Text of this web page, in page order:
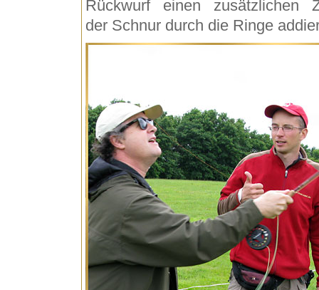
Rückwurf einen zusätzlichen
der Schnur durch die Ringe